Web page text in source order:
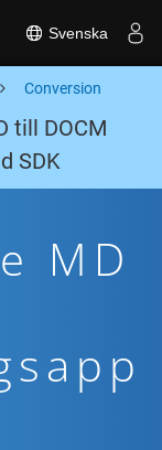
Svenska
Conversion
till DOCM
SDK
MD